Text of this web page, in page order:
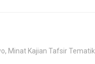
Minat Kajian Tafsir Tematik